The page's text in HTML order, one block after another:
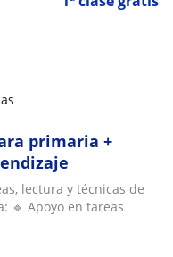
primaria +
lectura y técnicas de
🔹 Apoyo en tareas